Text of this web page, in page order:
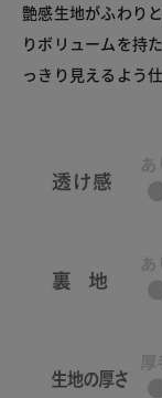
艶感生地がふわり
りボリュームを持
っきり見えるよう